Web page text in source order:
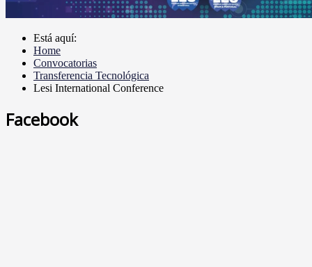
Está aquí:
Home
Convocatorias
Transferencia Tecnológica
Lesi International Conference
Facebook